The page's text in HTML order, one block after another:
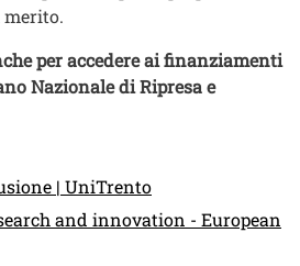
merito.
per accedere ai finanziamenti
Nazionale di Ripresa e
| UniTrento
and innovation - European